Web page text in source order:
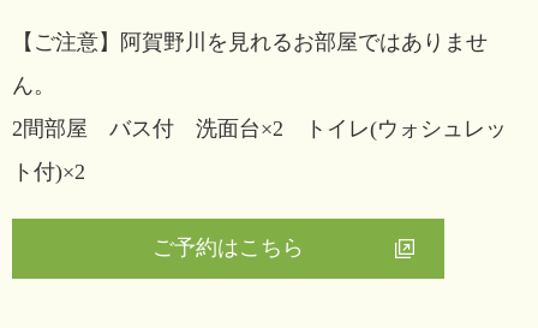
【ご注意】阿賀野川を見れるお部屋ではありませ
ん。
2間部屋 バス付 洗面台×2 トイレ(ウォシュレッ
ト付)×2
ご予約はこちら